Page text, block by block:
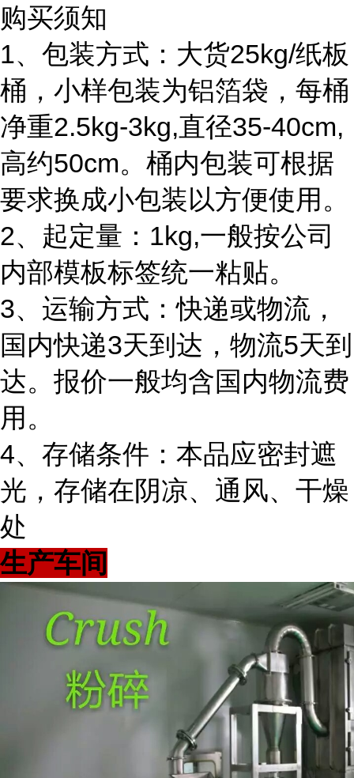
购买须知
1、包装方式：大货25kg/纸板
桶，小样包装为铝箔袋，每桶
净重2.5kg-3kg,直径35-40cm,
高约50cm。桶内包装可根据
要求换成小包装以方便使用。
2、起定量：1kg,一般按公司
内部模板标签统一粘贴。
3、运输方式：快递或物流，
国内快递3天到达，物流5天到
达。报价一般均含国内物流费
用。
4、存储条件：本品应密封遮
光，存储在阴凉、通风、干燥
处
生产车间